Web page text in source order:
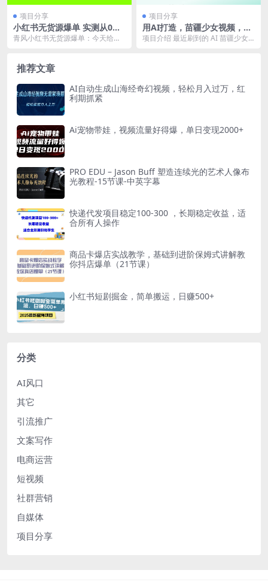
项目分享
小红书无货源爆单 实测从0起
店无脑发笔记爆单3000 长期
青风小红书无货源爆单：今天给到
项目分享
用AI打造，苗疆少女视频，单
日变现1000+，高质量作品引
项目介绍 最近刷到的 AI 苗疆少女
推荐文章
AI自动生成山海经奇幻视频，轻松月入过万，红
利期抓紧
Ai宠物带娃，视频流量好得爆，单日变现2000+
PRO EDU – Jason Buff 塑造连续光的艺术人像布
光教程-15节课-中英字幕
快递代发项目稳定100-300 ，长期稳定收益，适
合所有人操作
商品卡爆店实战教学，基础到进阶保姆式讲解教
你抖店爆单（21节课）
小红书短剧掘金，简单搬运，日赚500+
分类
AI风口
其它
引流推广
文案写作
电商运营
短视频
社群营销
自媒体
项目分享